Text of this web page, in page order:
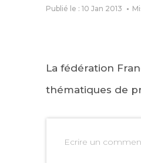
Publié le : 10 Jan 2013
La fédération
thématiques de
Ecrire un